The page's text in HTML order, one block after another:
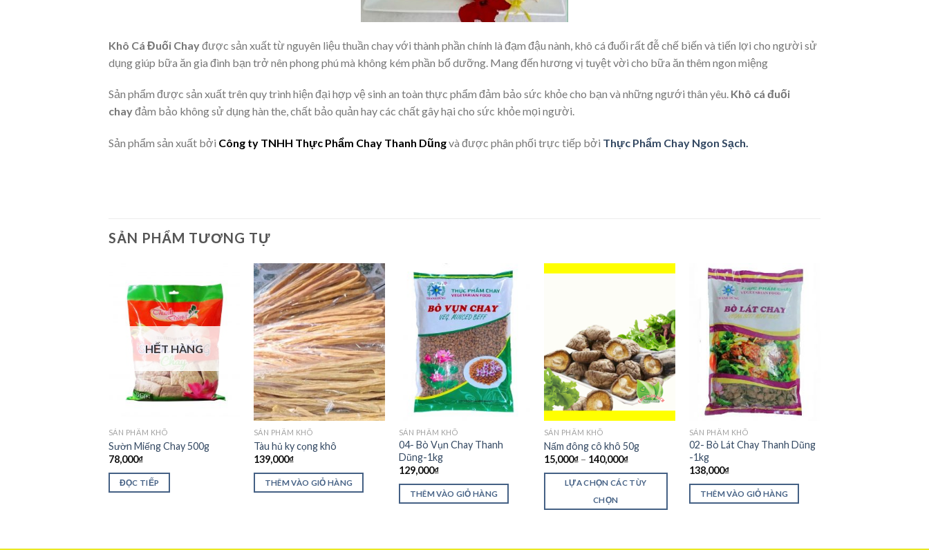
Khô Cá Đuối Chayđược sản xuất từ nguyên liệu thuần chay với thành phần chính là đạm đậu nành, khô cá đuối rất đễ chế biến và tiến lợi cho người sử
dụng giúp bữa ăn gia đình bạn trở nên phong phú mà không kém phần bổ dưỡng. Mang đến hương vị tuyệt vời cho bữa ăn thêm ngon miệng
Sản phẩm được sản xuất trên quy trình hiện đại hợp vệ sinh an toàn thực phẩm đảm bảo sức khỏe cho bạn và những ngưới thân yêu. Khô cá đuối
chayđảm bảo không sử dụng hàn the, chất bảo quản hay các chất gây hại cho sức khỏe mọi người.
Sản phẩm sản xuất bởi Công ty TNHH Thực Phẩm Chay Thanh Dũngvà được phân phối trực tiếp bởi Thực Phẩm Chay Ngon Sạch.
SẢN PHẨM TƯƠNG TỰ
HẾT HÀNG
SẢN PHẨM KHÔ
Sườn Miếng Chay 500g
78,000₫
ĐỌC TIẾP
SẢN PHẨM KHÔ
Tàu hủ ky cọng khô
139,000₫
THÊM VÀO GIỎ HÀNG
SẢN PHẨM KHÔ
04- Bò Vụn Chay Thanh
Dũng-1kg
129,000₫
THÊM VÀO GIỎ HÀNG
SẢN PHẨM KHÔ
Nấm đông cô khô 50g
15,000₫– 140,000₫
LỰA CHỌN CÁC TÙY
CHỌN
SẢN PHẨM KHÔ
02- Bò Lát Chay Thanh Dũng
-1kg
138,000₫
THÊM VÀO GIỎ HÀNG